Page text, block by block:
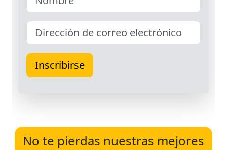
No te pierdas nuestras mejores